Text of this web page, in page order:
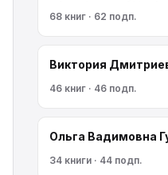
68 книг · 62 подп.
Виктория
46 книг · 46 подп.
Ольга Вадимовна
34 книги · 44 подп.